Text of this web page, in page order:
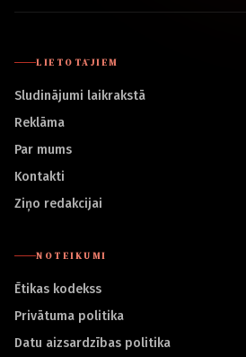
LIETOTĀJIEM
Sludinājumi laikrakstā
Reklāma
Par mums
Kontakti
Ziņo redakcijai
NOTEIKUMI
Ētikas kodekss
Privātuma politika
Datu aizsardzības politika